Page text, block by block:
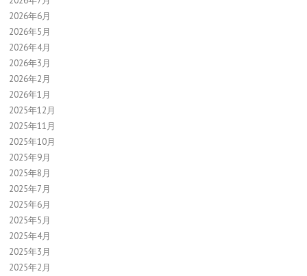
2026年6月
2026年5月
2026年4月
2026年3月
2026年2月
2026年1月
2025年12月
2025年11月
2025年10月
2025年9月
2025年8月
2025年7月
2025年6月
2025年5月
2025年4月
2025年3月
2025年2月